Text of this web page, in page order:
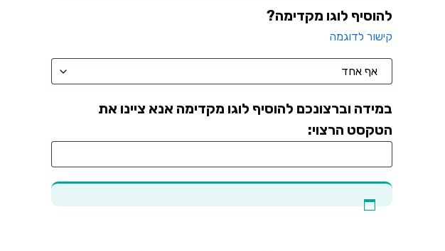
להוסיף לוגו מקדימה?
קישור לדוגמה
במידה וברצונכם להוסיף לוגו מקדימה אנא ציינו את
הטקסט הרצוי: